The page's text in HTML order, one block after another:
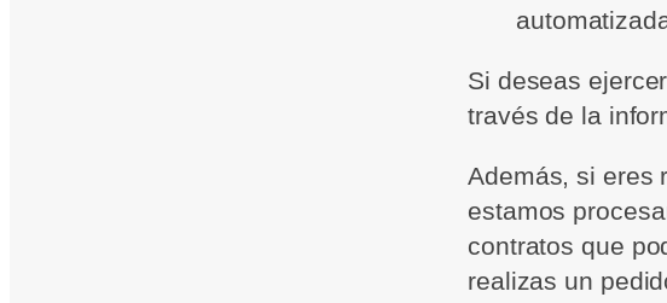
Si deseas
través de la
Además, si eres
estamos
contratos que
realizas un